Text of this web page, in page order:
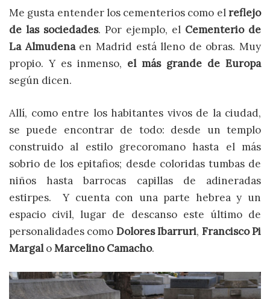
Me gusta entender los cementerios como el reflejo
de las sociedades. Por ejemplo, el Cementerio de
La Almudenaen Madrid está lleno de obras. Muy
propio. Y es inmenso, el más grande de Europa
según dicen.
Allí, como entre los habitantes vivos de la ciudad,
se puede encontrar de todo: desde un templo
construido al estilo grecoromano hasta el más
sobrio de los epitafios; desde coloridas tumbas de
niños hasta barrocas capillas de adineradas
estirpes. Y cuenta con una parte hebrea y un
espacio civil, lugar de descanso este último de
personalidades como Dolores Ibarruri, Francisco Pi
MargaloMarcelino Camacho.